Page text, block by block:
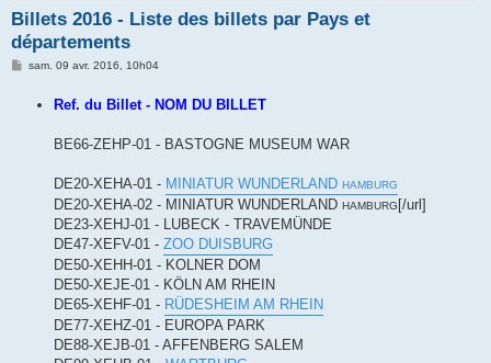
Billets 2016 - Liste des billets par Pays et
départements
Msam. 09 avr. 2016, 10h04
Ref. du Billet - NOM DU BILLET
BE66-ZEHP-01 - BASTOGNE MUSEUM WAR
DE20-XEHA-01 - MINIATUR WUNDERLAND HAMBURG
DE20-XEHA-02 - MINIATUR WUNDERLAND HAMBURG [/url]
DE23-XEHJ-01 - LUBECK - TRAVEMÜNDE
DE47-XEFV-01 - ZOO DUISBURG
DE50-XEHH-01 - KOLNER DOM
DE50-XEJE-01 - KÖLN AM RHEIN
DE65-XEHF-01 - RÜDESHEIM AM RHEIN
DE77-XEHZ-01 - EUROPA PARK
DE88-XEJB-01 - AFFENBERG SALEM